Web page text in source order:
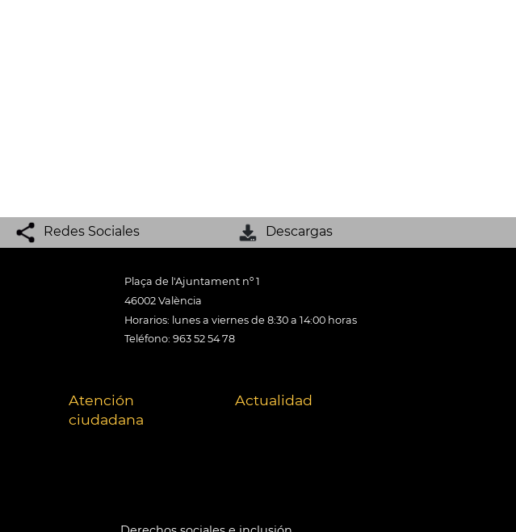
Redes Sociales Descargas
Plaça de l'Ajuntament nº 1
46002 València
Horarios: lunes a viernes de 8:30 a 14:00 horas
Teléfono: 963 52 54 78
Atención
ciudadana
Actualidad